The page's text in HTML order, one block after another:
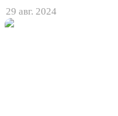
29 авг. 2024